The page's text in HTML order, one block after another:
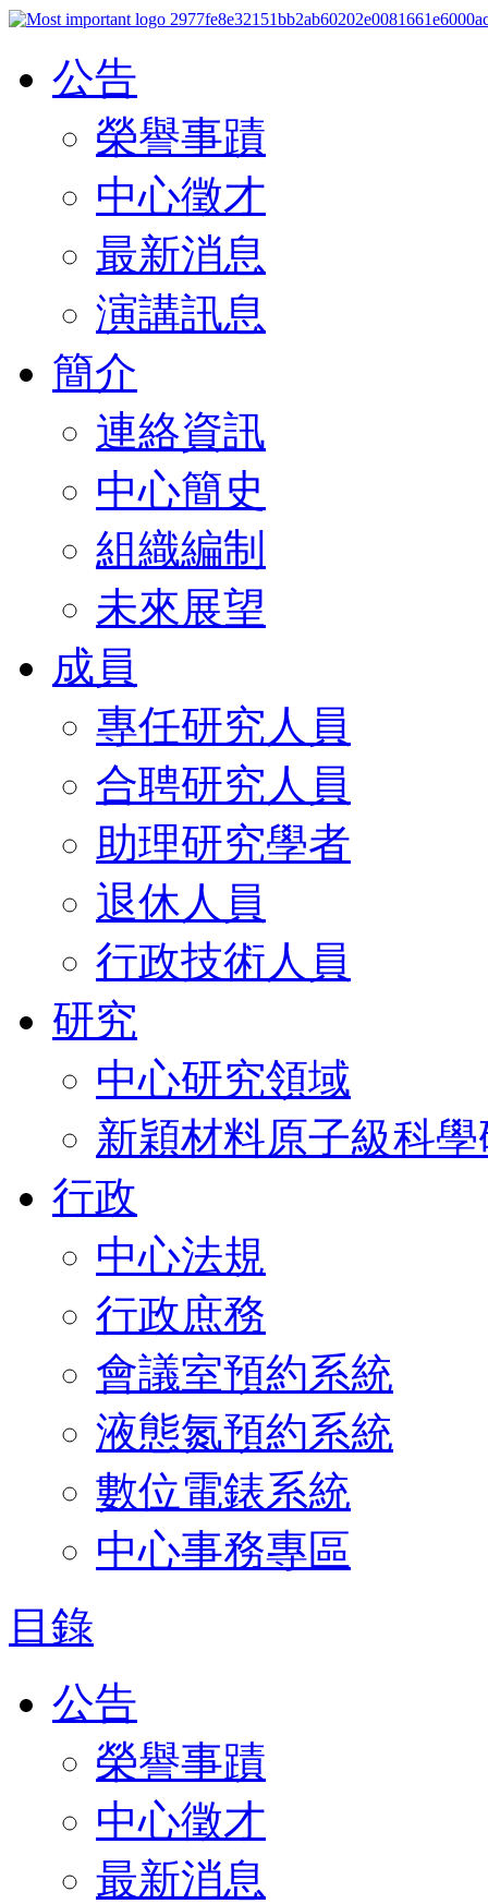
公告
榮譽事蹟
中心徵才
最新消息
演講訊息
簡介
連絡資訊
中心簡史
組織編制
未來展望
成員
專任研究人員
合聘研究人員
助理研究學者
退休人員
行政技術人員
研究
中心研究領域
新穎材料原子級科
行政
中心法規
行政庶務
會議室預約系統
液態氮預約系統
數位電錶系統
中心事務專區
目錄
公告
榮譽事蹟
中心徵才
最新消息